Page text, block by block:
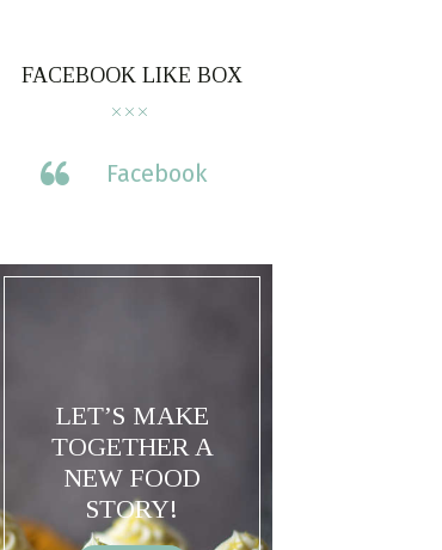
FACEBOOK LIKE BOX
Facebook
LET’S MAKE
TOGETHER A
NEW FOOD
STORY!